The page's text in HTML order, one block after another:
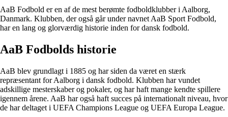
AaB Fodbold er en af de mest berømte fodboldklubber i Aalborg,
Danmark. Klubben, der også går under navnet AaB Sport Fodbold,
har en lang og glorværdig historie inden for dansk fodbold.
AaB Fodbolds historie
AaB blev grundlagt i 1885 og har siden da været en stærk
repræsentant for Aalborg i dansk fodbold. Klubben har vundet
adskillige mesterskaber og pokaler, og har haft mange kendte spillere
igennem årene. AaB har også haft succes på internationalt niveau, hvor
de har deltaget i UEFA Champions League og UEFA Europa League.